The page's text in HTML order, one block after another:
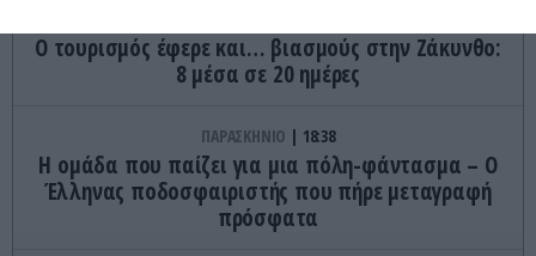
Ο τουρισμός έφερε και… βιασμούς στην Ζάκυνθο:
8 μέσα σε 20 ημέρες
ΠΑΡΑΣΚΗΝΙΟ 18:38
Η ομάδα που παίζει για μια πόλη-φάντασμα – Ο
Έλληνας ποδοσφαιριστής που πήρε μεταγραφή
πρόσφατα